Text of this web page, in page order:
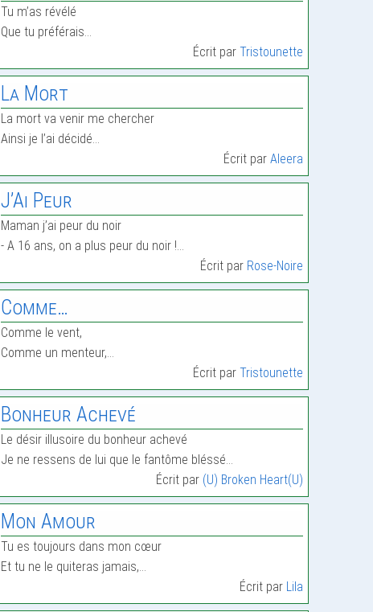
Tu m’as révélé
Que tu préférais…
Écrit parTristounette
La Mort
La mort va venir me chercher
Ainsi je l’ai décidé…
Écrit parAleera
J’Ai Peur
Maman j’ai peur du noir
- A 16 ans, on a plus peur du noir !…
Écrit par Rose-Noire
Comme…
Comme le vent,
Comme un menteur,…
Écrit parTristounette
Bonheur Achevé
Le désir illusoire du bonheur achevé
Je ne ressens de lui que le fantôme bléssé…
Écrit par (U) Broken Heart(U)
Mon Amour
Tu es toujours dans mon cœur
Et tu ne le quiteras jamais,…
Écrit par Lila